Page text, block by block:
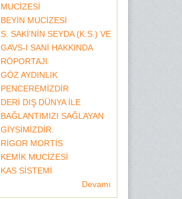
MUCİZESİ
BEYİN MUCİZESİ
S. SAKİ'NİN SEYDA (K.S.) VE
GAVS-I SANİ HAKKINDA
RÖPORTAJI
GÖZ AYDINLIK
PENCEREMİZDİR
DERİ DIŞ DÜNYA İLE
BAĞLANTIMIZI SAĞLAYAN
GİYSİMİZDİR.
RİGOR MORTİS
KEMİK MUCİZESİ
KAS SİSTEMİ
Devamı